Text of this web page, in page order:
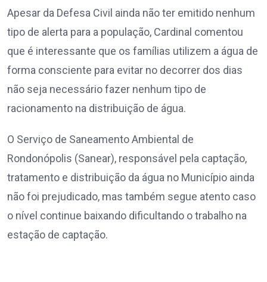
Apesar da Defesa Civil ainda não ter emitido nenhum
tipo de alerta para a população, Cardinal comentou
que é interessante que os famílias utilizem a água de
forma consciente para evitar no decorrer dos dias
não seja necessário fazer nenhum tipo de
racionamento na distribuição de água.
O Serviço de Saneamento Ambiental de
Rondonópolis (Sanear), responsável pela captação,
tratamento e distribuição da água no Município ainda
não foi prejudicado, mas também segue atento caso
o nível continue baixando dificultando o trabalho na
estação de captação.